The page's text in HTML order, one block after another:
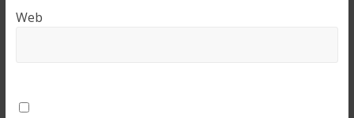
Web